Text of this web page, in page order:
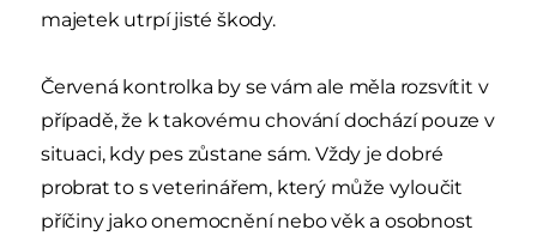
majetek utrpí jisté škody.
Červená kontrolka by se vám ale měla rozsvítit v
případě, že k takovému chování dochází pouze v
situaci, kdy pes zůstane sám. Vždy je dobré
probrat to s veterinářem, který může vyloučit
příčiny jako onemocnění nebo věk a osobnost